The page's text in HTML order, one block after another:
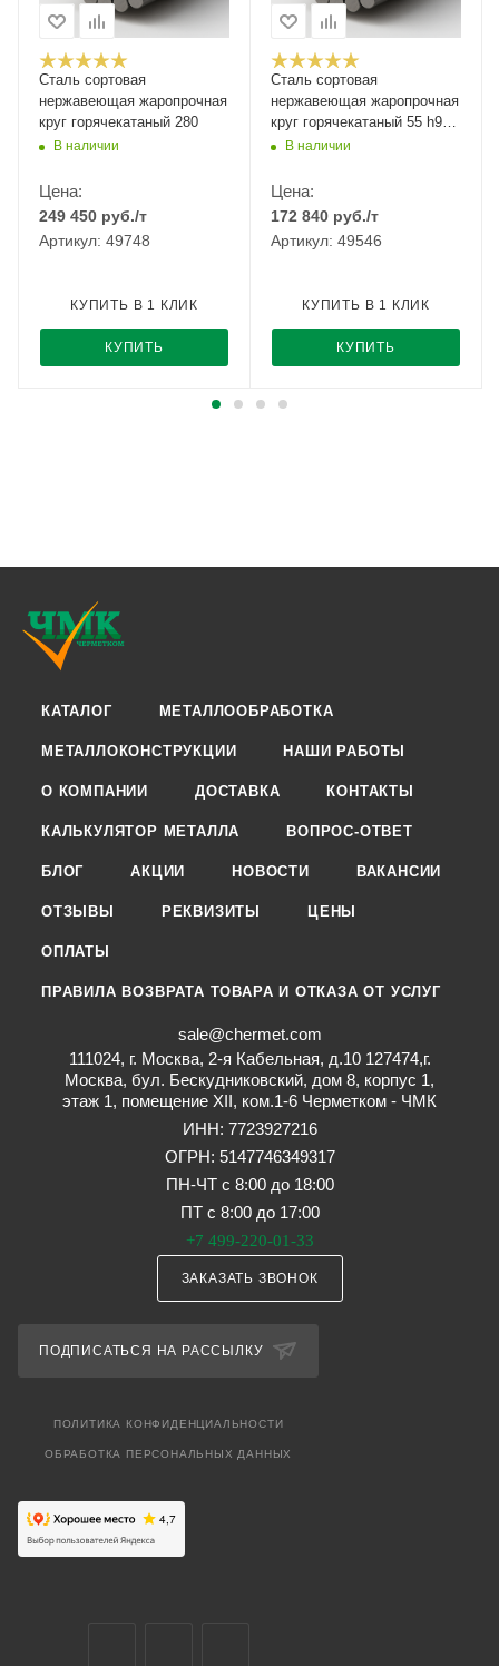
Сталь сортовая
нержавеющая жаропрочная
круг горячекатаный 280
В наличии
Цена:
249 450 руб./т
Артикул: 49748
КУПИТЬ
КУПИТЬ В 1 КЛИК
Сталь сортовая
нержавеющая жаропрочная
круг горячекатаный 55 h9
калиброванный
В наличии
Цена:
172 840 руб./т
Артикул: 49546
КУПИТЬ
КУПИТЬ В 1 КЛИК
КАТАЛОГ МЕТАЛЛООБРАБОТКА
МЕТАЛЛОКОНСТРУКЦИИ НАШИ РАБОТЫ
О КОМПАНИИ ДОСТАВКА КОНТАКТЫ
КАЛЬКУЛЯТОР МЕТАЛЛА ВОПРОС-ОТВЕТ
БЛОГ АКЦИИ НОВОСТИ ВАКАНСИИ
ОТЗЫВЫ РЕКВИЗИТЫ ЦЕНЫ
ОПЛАТЫ
ПРАВИЛА ВОЗВРАТА ТОВАРА И ОТКАЗА ОТ УСЛУГ
sale@chermet.com
111024, г. Москва, 2-я Кабельная, д.10 127474,г.
Москва, бул. Бескудниковский, дом 8, корпус 1,
этаж 1, помещение XII, ком.1-6 Черметком - ЧМК
ИНН: 7723927216
ОГРН: 5147746349317
ПН-ЧТ с 8:00 до 18:00
ПТ с 8:00 до 17:00
+7 499-220-01-33
ЗАКАЗАТЬ ЗВОНОК
ПОДПИСАТЬСЯ НА РАССЫЛКУ
ПОЛИТИКА КОНФИДЕНЦИАЛЬНОСТИ
ОБРАБОТКА ПЕРСОНАЛЬНЫХ ДАННЫХ